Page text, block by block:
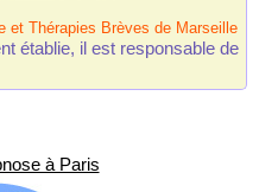
et Thérapies Brèves de Marseille
établie, il est responsable de
à Paris